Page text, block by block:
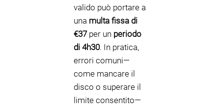
valido può portare a
una multa fissa di
€37per un periodo
di 4h30. In pratica,
errori comuni—
come mancare il
disco o superare il
limite consentito—